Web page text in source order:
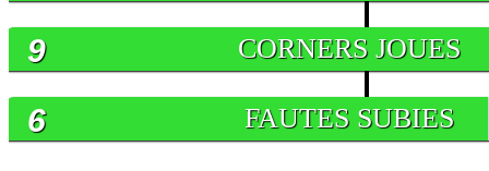
CORNERS JOUES
9
FAUTES SUBIES
6